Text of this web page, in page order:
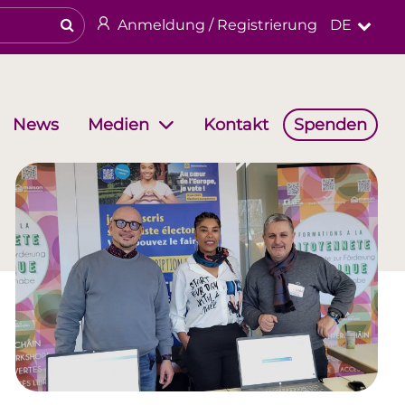
Anmeldung / Registrierung DE
Arbeitsgruppen
Religiöses & kulturelles Erbe
News Medien Kontakt Spenden